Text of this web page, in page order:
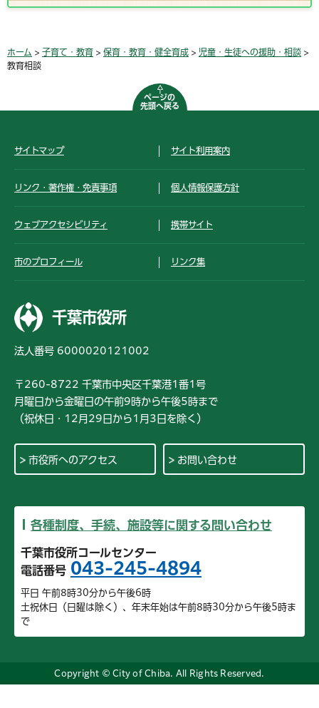
ホーム > 子育て・教育 > 保育・教育・健全育成 > 児童・生徒への援助・相談 >
教育相談
ページの
先頭へ戻る
サイトマップ サイト利用案内
リンク・著作権・免責事項 個人情報保護方針
ウェブアクセシビリティ 携帯サイト
市のプロフィール リンク集
千葉市役所
法人番号 6000020121002
〒260-8722 千葉市中央区千葉港1番1号
月曜日から金曜日の午前9時から午後5時まで
（祝休日・12月29日から1月3日を除く）
市役所へのアクセス お問い合わせ
各種制度、手続、施設等に関する問い合わせ
千葉市役所コールセンター
電話番号 043-245-4894
平日 午前8時30分から午後6時
土祝休日（日曜は除く）、年末年始は午前8時30分から午後5時ま
で
Copyright © City of Chiba. All Rights Reserved.